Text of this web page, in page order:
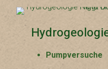
Pumpversuche